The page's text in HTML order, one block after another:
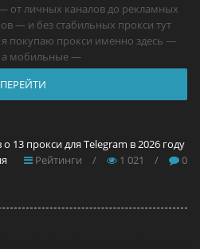
от личных каналов до рекламных
— и без стабильных прокси тут
покупаю прокси именно здесь —
а мобильные —
ПЕРЕЙТИ
13 прокси для Telegram в 2026 году
Рейтинги / 1 021 / 0